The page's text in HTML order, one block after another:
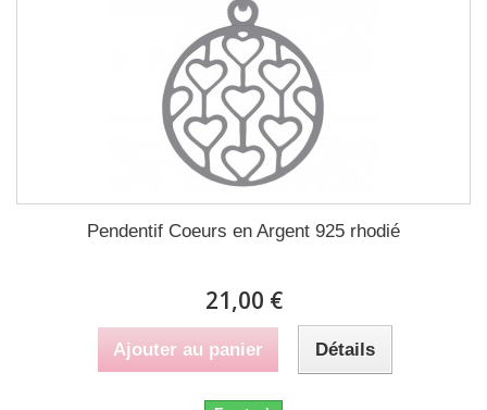
Pendentif Coeurs en Argent 925 rhodié
21,00 €
Ajouter au panier Détails